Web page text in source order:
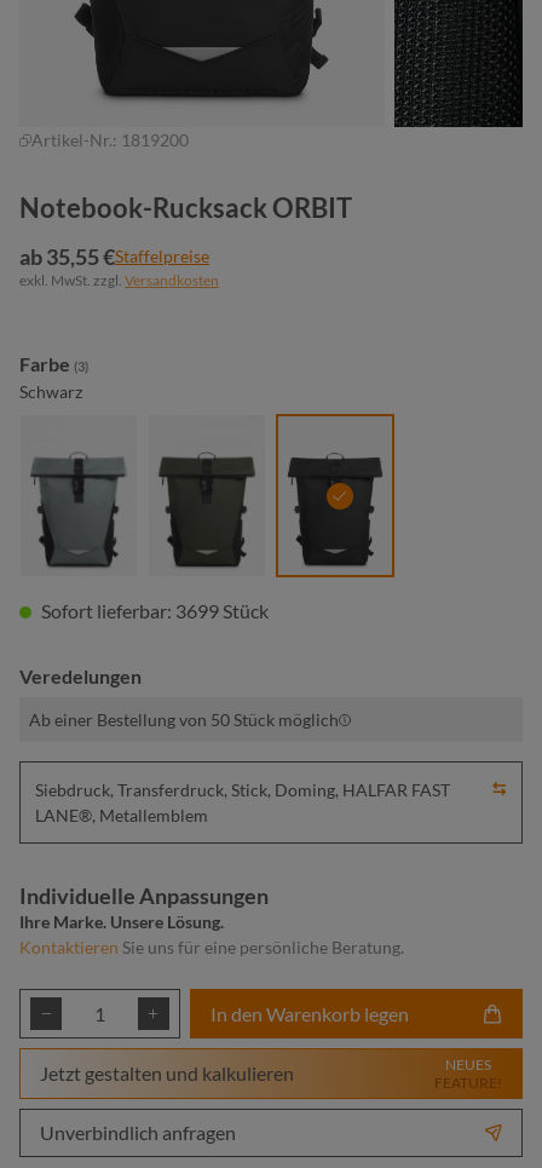
Artikel-Nr.: 1819200
Notebook-Rucksack ORBIT
ab 35,55 €Staffelpreise
exkl. MwSt. zzgl. Versandkosten
Farbe auswählen
(3)
Schwarz
mittelgrau schwarz
Sofort lieferbar: 3699 Stück
Veredelungen
Ab einer Bestellung von 50 Stück möglich
Siebdruck, Transferdruck, Stick, Doming, HALFAR FAST
LANE®, Metallemblem
Individuelle Anpassungen
Ihre Marke. Unsere Lösung.
Kontaktieren Sie uns für eine persönliche Beratung.
Produkt Anzahl: Gib den gewünschten
In den Warenkorb legen
Jetzt gestalten und kalkulieren
NEUES
FEATURE!
Unverbindlich anfragen